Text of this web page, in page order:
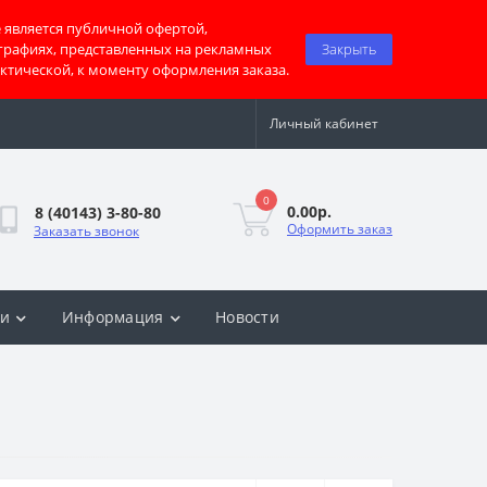
публичной офертой,
представленных на рекламных
к моменту оформления заказа.
Закрыть
Личный кабинет
8 (40143) 3-80-80
Заказать звонок
0
0.00р.
Оформить заказ
Информация Новости